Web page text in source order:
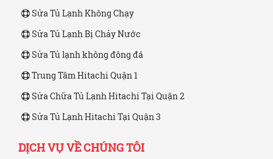
Sửa Tủ Lạnh Không Chạy
Sửa Tủ Lạnh Bị Chảy Nước
Sửa Tủ lạnh không đông đá
Trung Tâm Hitachi Quận 1
Sửa Chữa Tủ Lạnh Hitachi Tại Quận 2
Sửa Tủ Lạnh Hitachi Tại Quận 3
DỊCH VỤ VỀ CHÚNG TÔI